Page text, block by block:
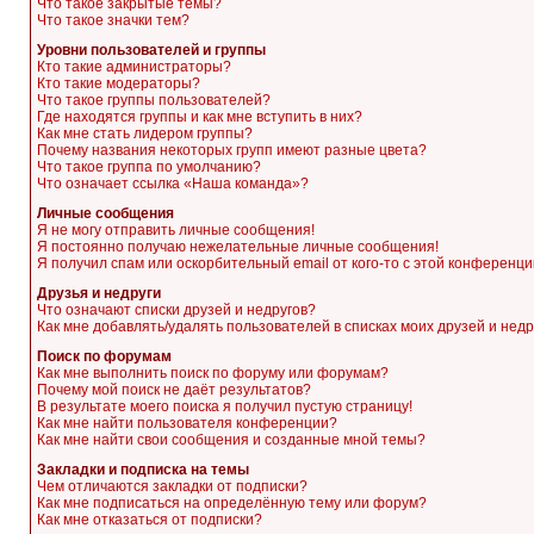
Что такое закрытые темы?
Что такое значки тем?
Уровни пользователей и группы
Кто такие администраторы?
Кто такие модераторы?
Что такое группы пользователей?
Где находятся группы и как мне вступить в них?
Как мне стать лидером группы?
Почему названия некоторых групп имеют разные цвета?
Что такое группа по умолчанию?
Что означает ссылка «Наша команда»?
Личные сообщения
Я не могу отправить личные сообщения!
Я постоянно получаю нежелательные личные сообщения!
Я получил спам или оскорбительный email от кого-то с этой
Друзья и недруги
Что означают списки друзей и недругов?
Как мне добавлять/удалять пользователей в списках моих друзей и
Поиск по форумам
Как мне выполнить поиск по форуму или форумам?
Почему мой поиск не даёт результатов?
В результате моего поиска я получил пустую страницу!
Как мне найти пользователя конференции?
Как мне найти свои сообщения и созданные мной темы?
Закладки и подписка на темы
Чем отличаются закладки от подписки?
Как мне подписаться на определённую тему или форум?
Как мне отказаться от подписки?